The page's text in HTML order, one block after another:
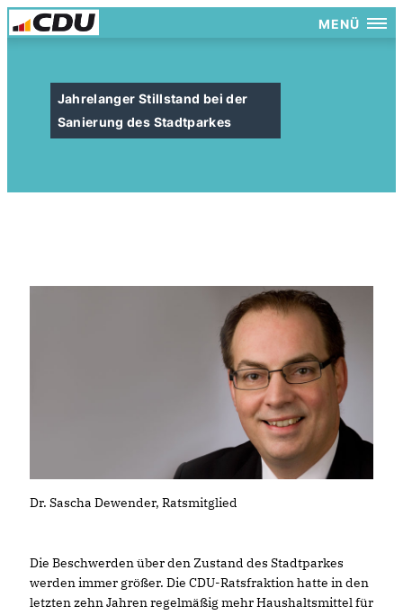
MENÜ
Jahrelanger Stillstand bei der
Sanierung des Stadtparkes
Dr. Sascha Dewender, Ratsmitglied
Die Beschwerden über den Zustand des Stadtparkes
werden immer größer. Die CDU-Ratsfraktion hatte in den
letzten zehn Jahren regelmäßig mehr Haushaltsmittel für